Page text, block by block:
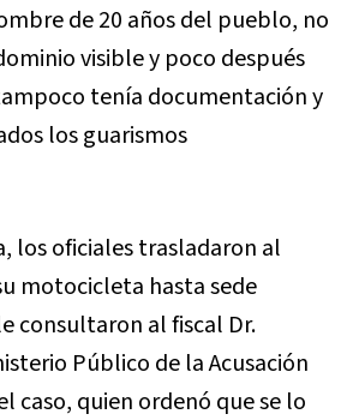
de 20 años del pueblo, no
visible y poco después
tenía documentación y
los guarismos
los oficiales trasladaron al
motocicleta hasta sede
consultaron al fiscal Dr.
Público de la Acusación
caso, quien ordenó que se lo